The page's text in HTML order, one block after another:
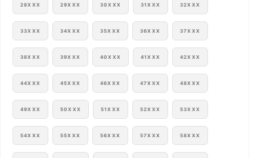
28XXX 29XXX 30XXX 31XXX 32XXX
33XXX 34XXX 35XXX 36XXX 37XXX
38XXX 39XXX 40XXX 41XXX 42XXX
44XXX 45XXX 46XXX 47XXX 48XXX
49XXX 50XXX 51XXX 52XXX 53XXX
54XXX 55XXX 56XXX 57XXX 58XXX